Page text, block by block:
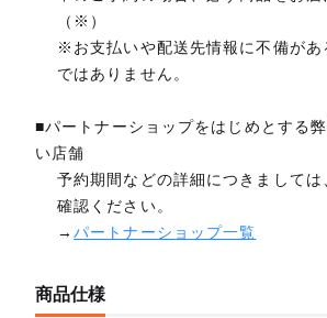
（※）
※お支払いや配送先情報に不備があ
ではありません。
■パートナーショップをはじめとする
い店舗
予約期間などの詳細につきまして
確認ください。
→パートナーショップ一覧
商品仕様